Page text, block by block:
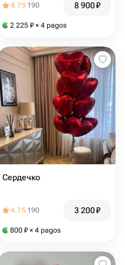
4.75 190 8 900₽
2 225 ₽ × 4 pagos
Сердечко
4.75 190 3 200₽
800 ₽ × 4 pagos